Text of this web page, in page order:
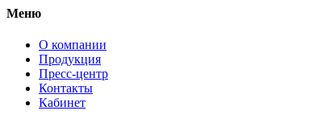
Меню
О компании
Продукция
Пресс-центр
Контакты
Кабинет